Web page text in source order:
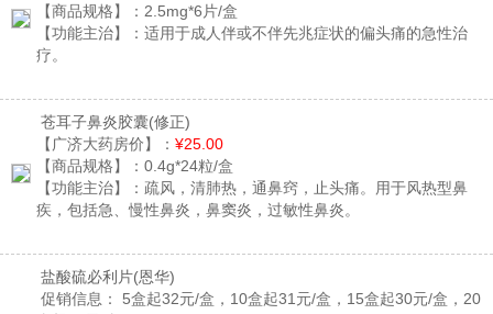
【商品规格】： 2.5mg*6片/盒
【功能主治】： 适用于成人伴或不伴先兆症状的偏头痛的急性治
疗。
苍耳子鼻炎胶囊(修正)
【广济大药房价】： ¥25.00
【商品规格】： 0.4g*24粒/盒
【功能主治】： 疏风，清肺热，通鼻窍，止头痛。用于风热型鼻
疾，包括急、慢性鼻炎，鼻窦炎，过敏性鼻炎。
盐酸硫必利片(恩华)
促销信息：
5盒起32元/盒，10盒起31元/盒，15盒起30元/盒，20